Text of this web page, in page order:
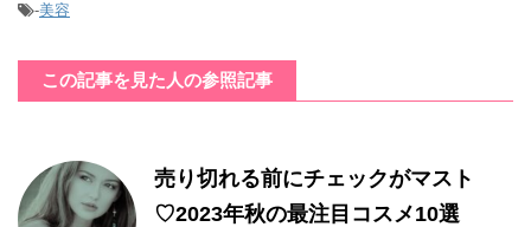
-美容
この記事を見た人の参照記事
売り切れる前にチェックがマスト
♡2023年秋の最注目コスメ10選